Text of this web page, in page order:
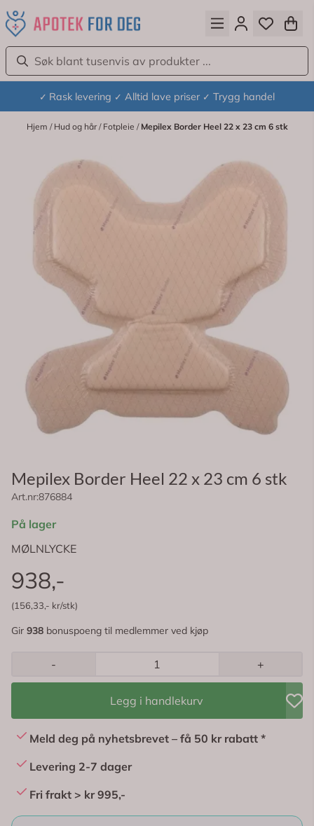
Hopp til innhold
✓ Rask levering ✓ Alltid lave priser ✓ Trygg handel
Hjem / Hud og hår/ Fotpleie / Mepilex Border Heel 22 x 23 cm 6 stk
Mepilex Border Heel 22 x 23 cm 6 stk
Art.nr:876884
På lager
MØLNLYCKE
938,-
(156,33,- kr/stk)
Gir 938 bonuspoeng til medlemmer ved kjøp
- +
Legg i handlekurv
Meld deg på nyhetsbrevet – få 50 kr rabatt *
Levering 2-7 dager
Fri frakt > kr 995,-